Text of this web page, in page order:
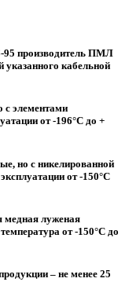
95 производитель ПМЛ
указанного кабельной
элементами
от -196°С до +
но с никелированной
от -150°С
медная луженая
от -150°С до
– не менее 25